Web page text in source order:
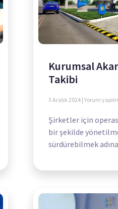
Kurumsal
Takibi
3 Aralık 2024 Yorum
Şirketler için
bir şekilde
sürdürebilmek adına